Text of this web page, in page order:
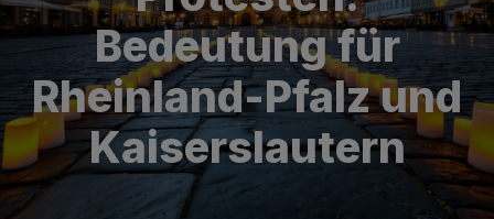
Bedeutung für
Rheinland-Pfalz und
Kaiserslautern